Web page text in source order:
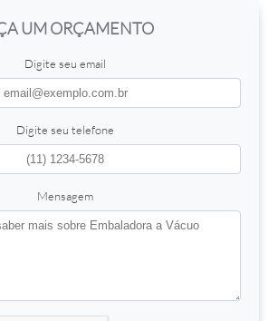
UM ORÇAMENTO
Digite seu email
Digite seu telefone
Mensagem